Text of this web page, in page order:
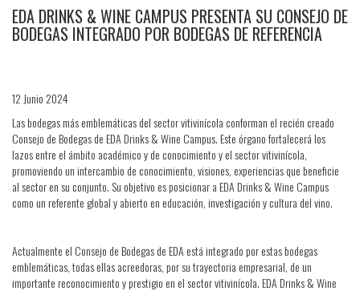
menú
EDA DRINKS & WINE CAMPUS PRESENTA SU CONSEJO DE
BODEGAS INTEGRADO POR BODEGAS DE REFERENCIA
12 Junio 2024
Las bodegas más emblemáticas del sector vitivinícola conforman el recién creado
Consejo de Bodegas de EDA Drinks & Wine Campus. Este órgano fortalecerá los
lazos entre el ámbito académico y de conocimiento y el sector vitivinícola,
promoviendo un intercambio de conocimiento, visiones, experiencias que beneficie
al sector en su conjunto. Su objetivo es posicionar a EDA Drinks & Wine Campus
como un referente global y abierto en educación, investigación y cultura del vino.
Actualmente el Consejo de Bodegas de EDA está integrado por estas bodegas
emblemáticas, todas ellas acreedoras, por su trayectoria empresarial, de un
importante reconocimiento y prestigio en el sector vitivinícola. EDA Drinks & Wine